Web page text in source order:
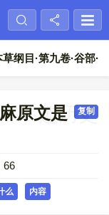
草纲目·第九卷·谷部·
原文是
复制
趣历史
66
么 内容